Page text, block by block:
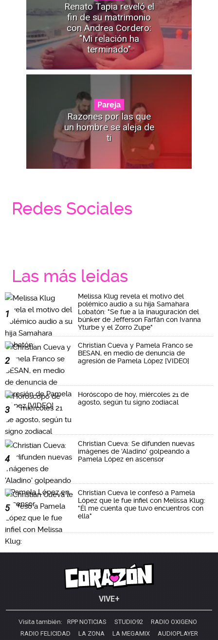
Renato Tapia reveló el
fin de su matrimonio
con Andrea Cordero:
"Mi relación ha
terminado"
Pareja
Razones por las que
un hombre se aleja de
ti
Redes Sociales
Las más leidas
1
Melissa Klug revela el motivo del
polémico audio a su hija Samahara
Lobatón: "Se fue a la inauguración del
búnker de Jefferson Farfán con Ivanna
Yturbe y el Zorro Zupe"
2
Christian Cueva y Pamela Franco se
BESAN, en medio de denuncia de
agresión de Pamela López [VIDEO]
3
Horóscopo de hoy, miércoles 21 de
agosto, según tu signo zodiacal
4
Christian Cueva: Se difunden nuevas
imágenes de 'Aladino' golpeando a
Pamela López en ascensor
5
Christian Cueva le confesó a Pamela
López que le fue infiel con Melissa Klug:
"Él me cuenta que tuvo encuentros con
ella"
VIVE+
Visita también: RPP NOTICIAS STUDIO92
RADIO OXIGENO
RADIO FELICIDAD
LA ZONA LA MEGAMIX AUDIOPLAYER